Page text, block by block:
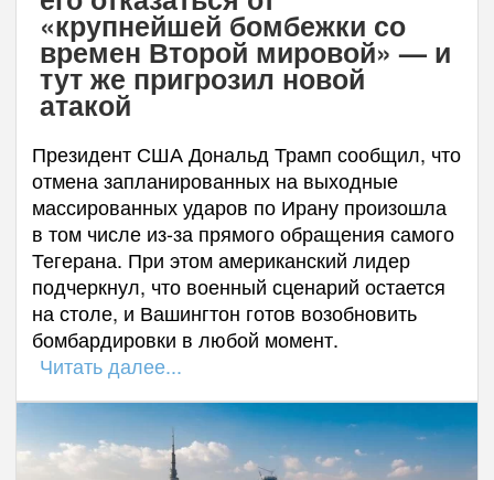
«крупнейшей бомбежки со
времен Второй мировой» — и
тут же пригрозил новой
атакой
Президент США Дональд Трамп сообщил, что
отмена запланированных на выходные
массированных ударов по Ирану произошла
в том числе из-за прямого обращения самого
Тегерана. При этом американский лидер
подчеркнул, что военный сценарий остается
на столе, и Вашингтон готов возобновить
бомбардировки в любой момент.
Читать далее...